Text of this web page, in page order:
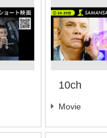
10ch
Movie